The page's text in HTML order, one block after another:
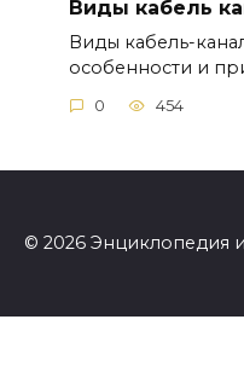
Виды кабель
Виды кабель-
особенности и
0 454
© 2026 Энциклопедия